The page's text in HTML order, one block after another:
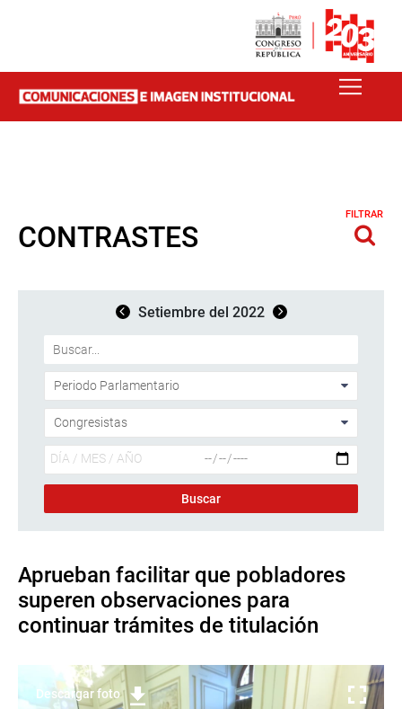
CONTRASTES
FILTRAR
Setiembre del 2022
Aprueban facilitar que pobladores
superen observaciones para
continuar trámites de titulación
Descargar foto